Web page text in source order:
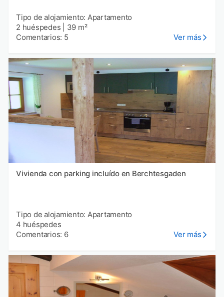
Tipo de alojamiento: Apartamento
2 huéspedes
39 m²
Comentarios: 5
Ver más
Vivienda con parking incluído en Berchtesgaden
Tipo de alojamiento: Apartamento
4 huéspedes
Comentarios: 6
Ver más